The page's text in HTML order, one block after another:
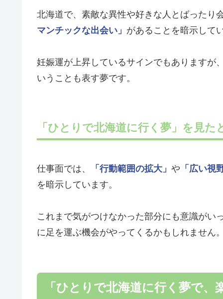
北海道で、素敵な異性や好きな人とばったり
マンチックな出会い」 があることを暗示して
妊娠運が上昇しているサインでもありますが
いうことも表す夢です。
「ひとりで北海道に行く夢」を見た
仕事面では、 「行動範囲の拡大」 や 「広い視
を暗示しています。
これまで気がつけなかった部分にも意識がい
に足を運ぶ機会がやってくるかもしれません
「ひとりで北海道に行く夢で、